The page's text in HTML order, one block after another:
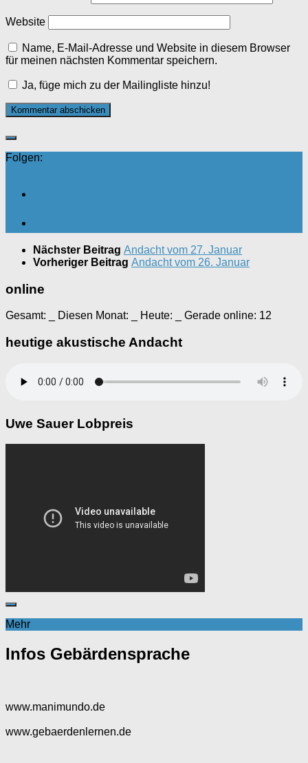
Website
Name, E-Mail-Adresse und Website in diesem Browser
für meinen nächsten Kommentar speichern.
Ja, füge mich zu der Mailingliste hinzu!
Folgen:
Nächster Beitrag Andacht vom 27. Januar
Vorheriger Beitrag Andacht vom 26. Januar
online
Gesamt: Diesen Monat: Heute: Gerade online: 12
heutige akustische Andacht
Uwe Sauer Lobpreis
Mehr
Infos Gebärdensprache
www.manimundo.de
www.gebaerdenlernen.de